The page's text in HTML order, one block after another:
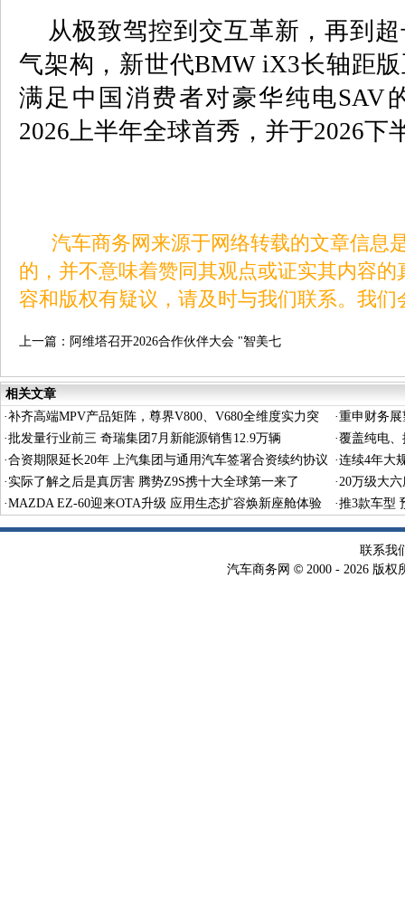
从极致驾控到交互革新，再到超
气架构，新世代BMW iX3长轴距
满足中国消费者对豪华纯电SAV
2026上半年全球首秀， 并于2026下
汽车商务网来源于网络转载的文章信息
的，并不意味着赞同其观点或证实其内容
容和版权有疑议，请及时与我们联系。我
上一篇： 阿维塔召开2026合作伙伴大会 "智美七
相关文章
·补齐高端MPV产品矩阵，尊界V800、V680全维度实力突
围
·重申财务
·批发量行业前三 奇瑞集团7月新能源销售12.9万辆 ·覆盖纯电
·合资期限延长20年 上汽集团与通用汽车签署合资续约协议 ·连续4年大
·实际了解之后是真厉害 腾势Z9S携十大全球第一来了 ·20万级大
·MAZDA EZ-60迎来OTA升级 应用生态扩容焕新座舱体验 ·推3款车型
联系我
汽车商务网 © 2000 - 2026 版权